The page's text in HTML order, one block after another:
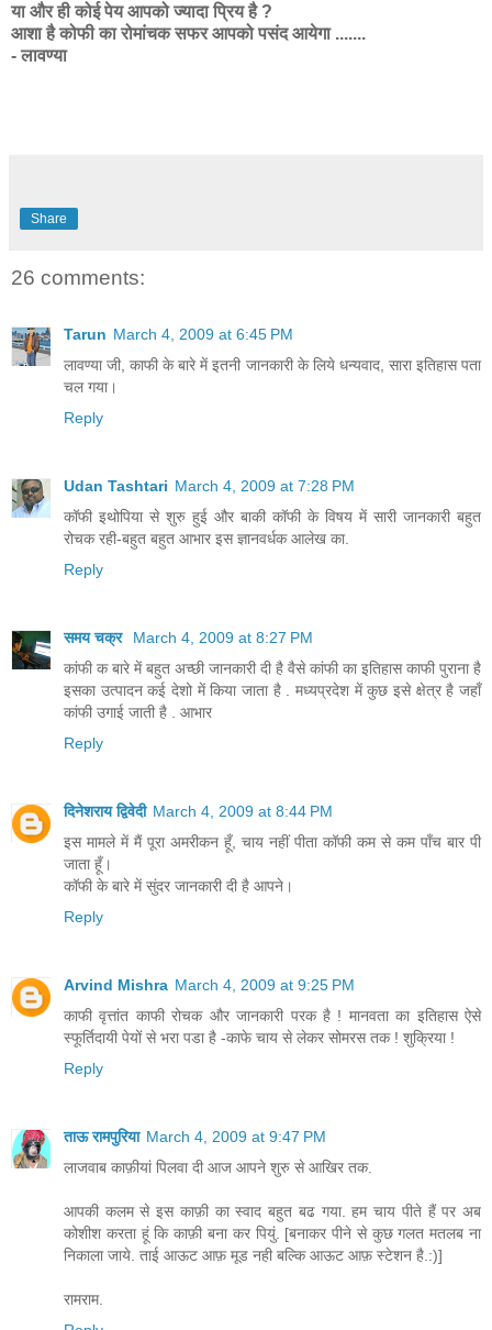
या और ही कोई पेय आपको ज्यादा प्रिय है ?
आशा है कोफी का रोमांचक सफर आपको पसंद आयेगा .......
- लावण्या
Share
26 comments:
Tarun March 4, 2009 at 6:45 PM
लावण्या जी, काफी के बारे में इतनी जानकारी के लिये धन्यवाद, सारा इतिहास पता
चल गया।
Reply
Udan Tashtari March 4, 2009 at 7:28 PM
कॉफी इथोपिया से शुरु हुई और बाकी कॉफी के विषय में सारी जानकारी बहुत
रोचक रही-बहुत बहुत आभार इस ज्ञानवर्धक आलेख का.
Reply
समय चक्र
March 4, 2009 at 8:27 PM
कांफी क बारे में बहुत अच्छी जानकारी दी है वैसे कांफी का इतिहास काफी पुराना है
इसका उत्पादन कई देशो में किया जाता है . मध्यप्रदेश में कुछ इसे क्षेत्र है जहाँ
कांफी उगाई जाती है . आभार
Reply
दिनेशराय द्विवेदी March 4, 2009 at 8:44 PM
इस मामले में मैं पूरा अमरीकन हूँ, चाय नहीं पीता कॉफी कम से कम पाँच बार पी
जाता हूँ।
कॉफी के बारे में सुंदर जानकारी दी है आपने।
Reply
Arvind Mishra March 4, 2009 at 9:25 PM
काफी वृत्तांत काफी रोचक और जानकारी परक है ! मानवता का इतिहास ऐसे
स्फूर्तिदायी पेयों से भरा पडा है -काफे चाय से लेकर सोमरस तक ! शुक्रिया !
Reply
ताऊ रामपुरिया March 4, 2009 at 9:47 PM
लाजवाब काफ़ीयां पिलवा दी आज आपने शुरु से आखिर तक.
आपकी कलम से इस काफ़ी का स्वाद बहुत बढ गया. हम चाय पीते हैं पर अब
कोशीश करता हूं कि काफ़ी बना कर पियुं. [बनाकर पीने से कुछ गलत मतलब ना
निकाला जाये. ताई आऊट आफ़ मूड नही बल्कि आऊट आफ़ स्टेशन है.:)]
रामराम.